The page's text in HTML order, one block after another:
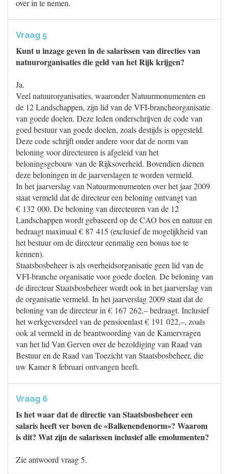
over in te nemen.
Vraag 5
Kunt u inzage geven in de salarissen van directies van
natuurorganisaties die geld van het Rijk krijgen?
Ja.
Veel natuurorganisaties, waaronder Natuurmonumenten en
de 12 Landschappen, zijn lid van de VFI-brancheorganisatie
van goede doelen. Deze leden onderschrijven de code van
goed bestuur van goede doelen, zoals destijds is opgesteld.
Deze code schrijft onder andere voor dat de norm van
beloning voor directeuren is afgeleid van het
beloningsgebouw van de Rijksoverheid. Bovendien dienen
deze beloningen in de jaarverslagen te worden vermeld.
In het jaarverslag van Natuurmonumenten over het jaar 2009
staat vermeld dat de directeur een beloning ontvangt van
€ 132 000. De beloning van directeuren van de 12
Landschappen wordt gebaseerd op de CAO bos en natuur en
bedraagt maximaal € 87 415 (exclusief de mogelijkheid van
het bestuur om de directeur eenmalig een bonus toe te
kennen).
Staatsbosbeheer is als overheidsorganisatie geen lid van de
VFI-branche organisatie voor goede doelen. De beloning van
de directeur Staatsbosbeheer wordt ook in het jaarverslag van
de organisatie vermeld. In het jaarverslag 2009 staat dat de
beloning van de directeur in € 167 262,– bedraagt. Inclusief
het werkgeversdeel van de pensioenlast € 191 022,–, zoals
ook al vermeld in de beantwoording van de Kamervragen
van het lid Van Gerven over de bezoldiging van Raad van
Bestuur en de Raad van Toezicht van Staatsbosbeheer, die
uw Kamer 8 februari ontvangen heeft.
Vraag 6
Is het waar dat de directie van Staatsbosbeheer een
salaris heeft ver boven de «Balkenendenorm»? Waarom
is dit? Wat zijn de salarissen inclusief alle emolumenten?
Zie antwoord vraag 5.